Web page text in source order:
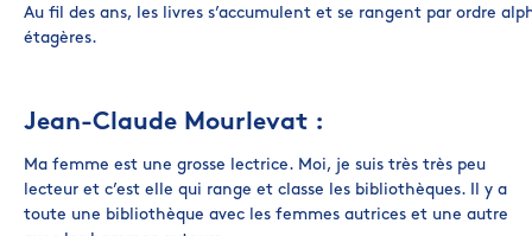
Au fil des ans, les livres s’accumulent et se rangent par ordre
étagères.
Jean-Claude Mourlevat :
Ma femme est une grosse lectrice. Moi, je suis très très peu
lecteur et c’est elle qui range et classe les bibliothèques. Il y a
toute une bibliothèque avec les femmes autrices et une autre